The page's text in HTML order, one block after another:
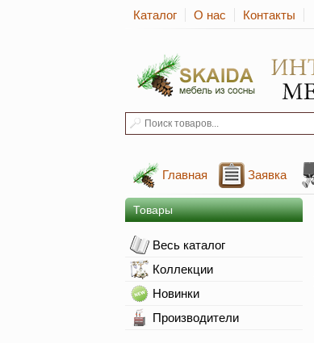
Каталог О нас Контакты
Главная Заявка
Товары
Весь каталог
Коллекции
Новинки
Производители